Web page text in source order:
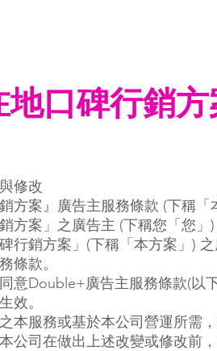
地口碑行銷
修改
銷方案』廣告主服務條款 (下稱「
銷方案」之廣告主 (下稱您「您
行銷方案」(下稱「本方案」)
條款。
意Double+廣告主服務條款(以
效。
本服務或基於本公司營運所需
公司在做出上述改變或修改前